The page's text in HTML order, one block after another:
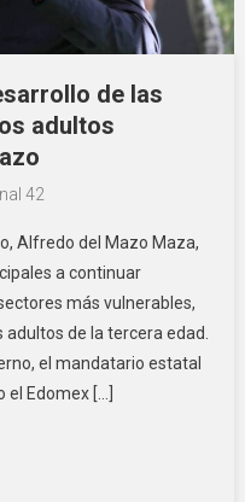
de las
adultos
42
Alfredo del Mazo Maza,
a continuar
más vulnerables,
de la tercera edad.
el mandatario estatal
Edomex […]